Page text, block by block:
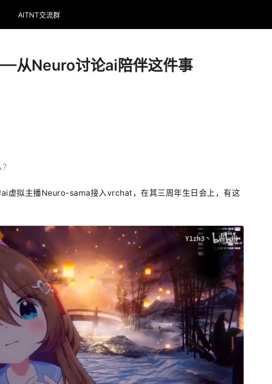
AITNT交流群
从Neuro讨论ai陪伴这件事
虚拟主播Neuro-sama接入vrchat，在其三周年生日会上，有这